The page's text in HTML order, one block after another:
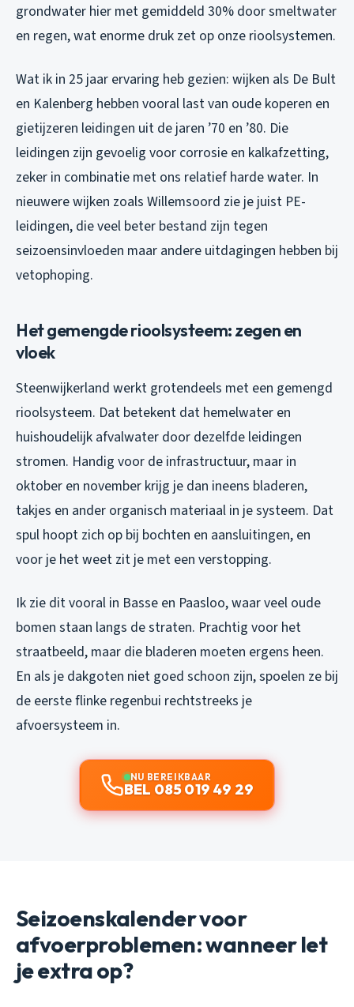
grondwater hier met gemiddeld 30% door smeltwater
en regen, wat enorme druk zet op onze rioolsystemen.
Wat ik in 25 jaar ervaring heb gezien: wijken als De Bult
en Kalenberg hebben vooral last van oude koperen en
gietijzeren leidingen uit de jaren ’70 en ’80. Die
leidingen zijn gevoelig voor corrosie en kalkafzetting,
zeker in combinatie met ons relatief harde water. In
nieuwere wijken zoals Willemsoord zie je juist PE-
leidingen, die veel beter bestand zijn tegen
seizoensinvloeden maar andere uitdagingen hebben bij
vetophoping.
Het gemengde rioolsysteem: zegen en
vloek
Steenwijkerland werkt grotendeels met een gemengd
rioolsysteem. Dat betekent dat hemelwater en
huishoudelijk afvalwater door dezelfde leidingen
stromen. Handig voor de infrastructuur, maar in
oktober en november krijg je dan ineens bladeren,
takjes en ander organisch materiaal in je systeem. Dat
spul hoopt zich op bij bochten en aansluitingen, en
voor je het weet zit je met een verstopping.
Ik zie dit vooral in Basse en Paasloo, waar veel oude
bomen staan langs de straten. Prachtig voor het
straatbeeld, maar die bladeren moeten ergens heen.
En als je dakgoten niet goed schoon zijn, spoelen ze bij
de eerste flinke regenbui rechtstreeks je
afvoersysteem in.
NU BEREIKBAAR
BEL 085 019 49 29
Seizoenskalender voor
afvoerproblemen: wanneer let
je extra op?